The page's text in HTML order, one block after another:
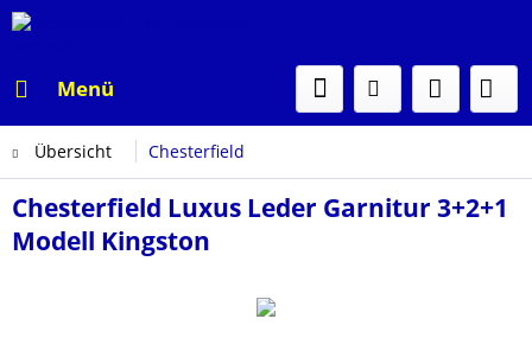
Menü
Übersicht Chesterfield
Chesterfield Luxus Leder Garnitur 3+2+1
Modell Kingston